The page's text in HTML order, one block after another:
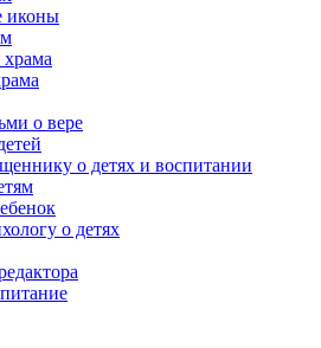
иконы
о вере
о детях и воспитании
о детях